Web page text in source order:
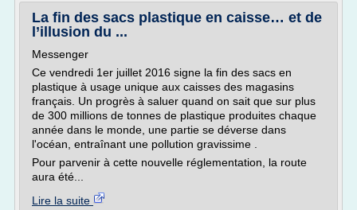
La fin des sacs plastique en caisse… et de
l’illusion du ...
Messenger
Ce vendredi 1er juillet 2016 signe la fin des sacs en
plastique à usage unique aux caisses des magasins
français. Un progrès à saluer quand on sait que sur plus
de 300 millions de tonnes de plastique produites chaque
année dans le monde, une partie se déverse dans
l'océan, entraînant une pollution gravissime .
Pour parvenir à cette nouvelle réglementation, la route
aura été...
Lire la suite